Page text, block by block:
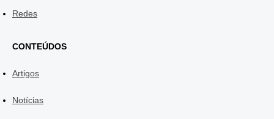
Redes
CONTEÚDOS
Artigos
Notícias